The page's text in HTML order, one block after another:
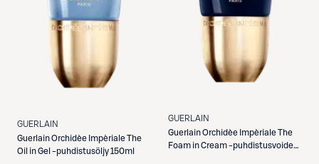
GUERLAIN
GuerlainOrchidèe Impèriale The
Oil in Gel -puhdistusöljy 150ml
GUERLAIN
GuerlainOrchidèe Impèriale The
Foam in Cream -puhdistusvoide